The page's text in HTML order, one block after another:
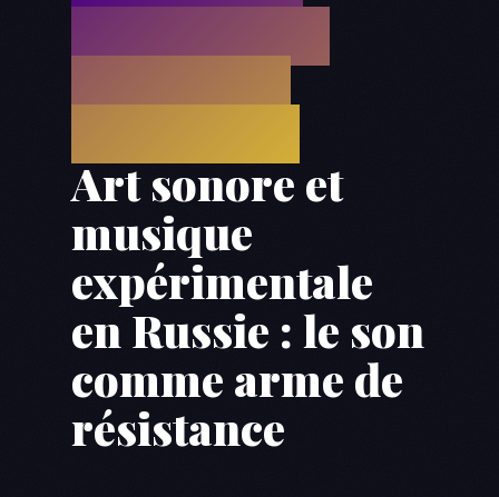
Art sonore et
musique
expérimentale
en Russie : le son
comme arme de
résistance